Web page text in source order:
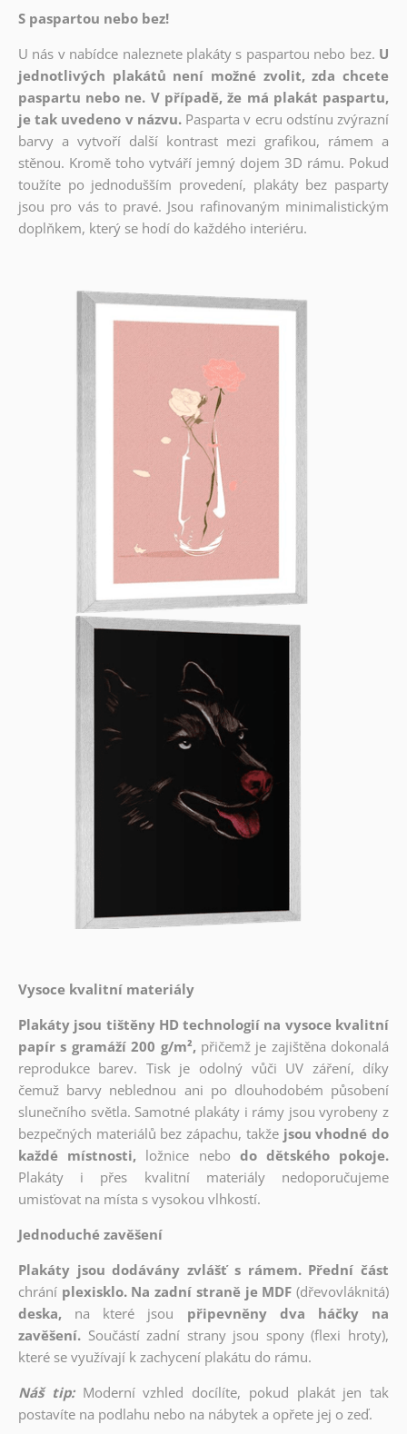
S paspartou nebo bez!
U nás v nabídce naleznete plakáty s paspartou nebo bez. U
jednotlivých plakátů není možné zvolit, zda chcete
paspartu nebo ne. V případě, že má plakát paspartu,
je tak uvedeno v názvu. Pasparta v ecru odstínu zvýrazní
barvy a vytvoří další kontrast mezi grafikou, rámem a
stěnou. Kromě toho vytváří jemný dojem 3D rámu. Pokud
toužíte po jednodušším provedení, plakáty bez pasparty
jsou pro vás to pravé. Jsou rafinovaným minimalistickým
doplňkem, který se hodí do každého interiéru.
Vysoce kvalitní materiály
Plakáty jsou tištěny HD technologií na vysoce kvalitní
papír s gramáží 200 g/m², přičemž je zajištěna dokonalá
reprodukce barev. Tisk je odolný vůči UV záření, díky
čemuž barvy neblednou ani po dlouhodobém působení
slunečního světla. Samotné plakáty i rámy jsou vyrobeny z
bezpečných materiálů bez zápachu, takže jsou vhodné do
každé místnosti, ložnice nebo do dětského pokoje.
Plakáty i přes kvalitní materiály nedoporučujeme
umisťovat na místa s vysokou vlhkostí.
Jednoduché zavěšení
Plakáty jsou dodávány zvlášť s rámem. Přední část
chrání plexisklo. Na zadní straně je MDF (dřevovláknitá)
deska,
na které jsou
připevněny dva háčky na
zavěšení. Součástí zadní strany jsou spony (flexi hroty),
které se využívají k zachycení plakátu do rámu.
Náš tip: Moderní vzhled docílíte, pokud plakát jen tak
postavíte na podlahu nebo na nábytek a opřete jej o zeď.